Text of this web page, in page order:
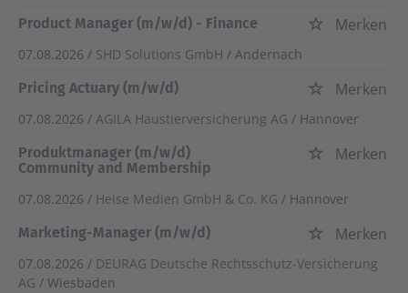
Product Manager (m/w/d) - Finance
Merken
07.08.2026 / SHD Solutions GmbH / Andernach
Pricing Actuary (m/w/d)
Merken
07.08.2026 / AGILA Haustierversicherung AG / Hannover
Produktmanager (m/w/d)
Community and Membership
Merken
07.08.2026 / Heise Medien GmbH & Co. KG / Hannover
Marketing-Manager (m/w/d)
Merken
07.08.2026 / DEURAG Deutsche Rechtsschutz-Versicherung
AG / Wiesbaden